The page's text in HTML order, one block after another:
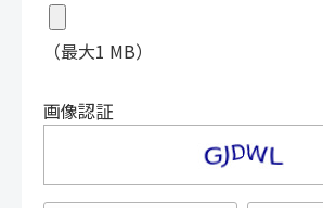
（最大1 MB）
画像認証